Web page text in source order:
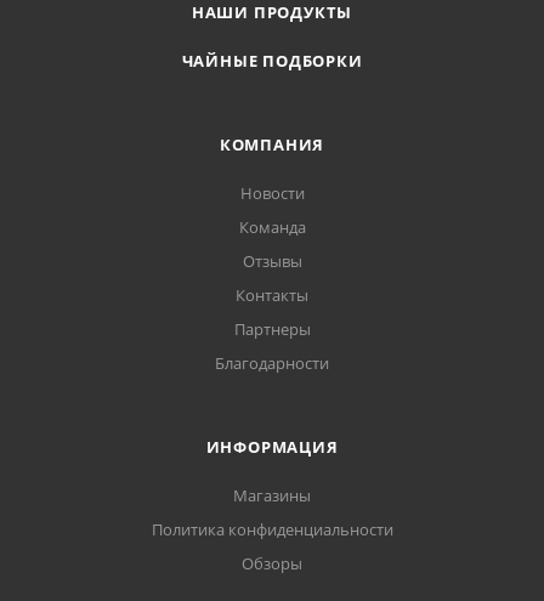
НАШИ ПРОДУКТЫ
ЧАЙНЫЕ ПОДБОРКИ
КОМПАНИЯ
Новости
Команда
Отзывы
Контакты
Партнеры
Благодарности
ИНФОРМАЦИЯ
Магазины
Политика конфиденциальности
Обзоры